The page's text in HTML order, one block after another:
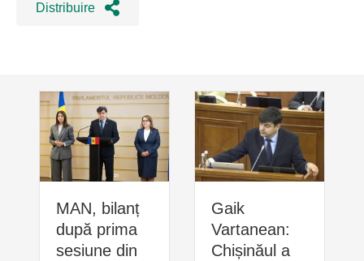
Distribuire
MAN, bilanț
după prima
sesiune din
Gaik
Vartanean:
Chișinăul a